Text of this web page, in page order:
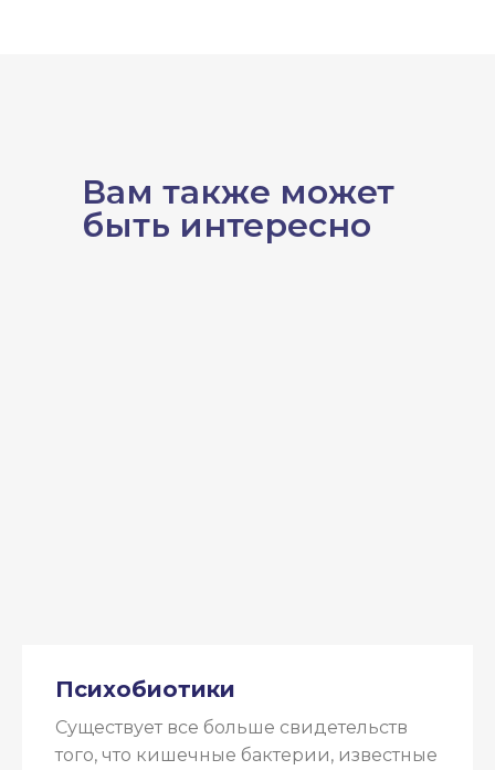
Вам также может
быть интересно
Психобиотики
Существует все больше свидетельств
того, что кишечные бактерии, известные